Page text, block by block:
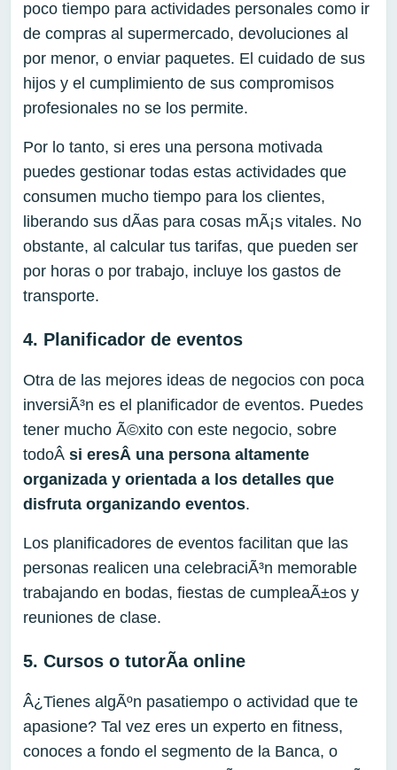
poco tiempo para actividades personales como ir
de compras al supermercado, devoluciones al
por menor, o enviar paquetes. El cuidado de sus
hijos y el cumplimiento de sus compromisos
profesionales no se los permite.
Por lo tanto, si eres una persona motivada
puedes gestionar todas estas actividades que
consumen mucho tiempo para los clientes,
liberando sus dÃ­as para cosas mÃ¡s vitales. No
obstante, al calcular tus tarifas, que pueden ser
por horas o por trabajo, incluye los gastos de
transporte.
4. Planificador de eventos
Otra de las mejores ideas de negocios con poca
inversiÃ³n es el planificador de eventos. Puedes
tener mucho Ã©xito con este negocio, sobre
todoÂ si eresÂ una persona altamente
organizada y orientada a los detalles que
disfruta organizando eventos.
Los planificadores de eventos facilitan que las
personas realicen una celebraciÃ³n memorable
trabajando en bodas, fiestas de cumpleaÃ±os y
reuniones de clase.
5. Cursos o tutorÃ­a online
Â¿Tienes algÃºn pasatiempo o actividad que te
apasione? Tal vez eres un experto en fitness,
conoces a fondo el segmento de la Banca, o